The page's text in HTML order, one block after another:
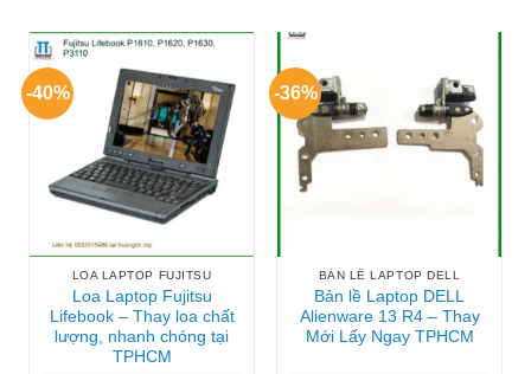
-40%
LOA LAPTOP FUJITSU
Loa Laptop Fujitsu
Lifebook – Thay loa chất
lượng, nhanh chóng tại
TPHCM
-36%
BẢN LỀ LAPTOP DELL
Bản lề Laptop DELL
Alienware 13 R4 – Thay
Mới Lấy Ngay TPHCM